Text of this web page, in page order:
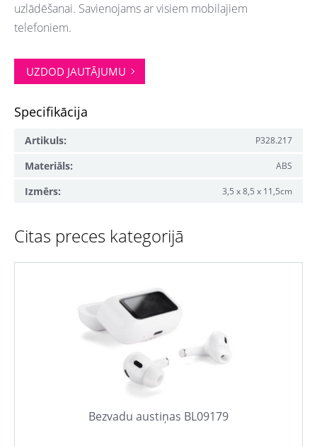
uzlādēšanai. Savienojams ar visiem mobilajiem
telefoniem.
UZDOD JAUTĀJUMU
Specifikācija
Artikuls: P328.217
Materiāls: ABS
Izmērs: 3,5 x 8,5 x 11,5cm
Citas preces kategorijā
Bezvadu austiņas BL09179